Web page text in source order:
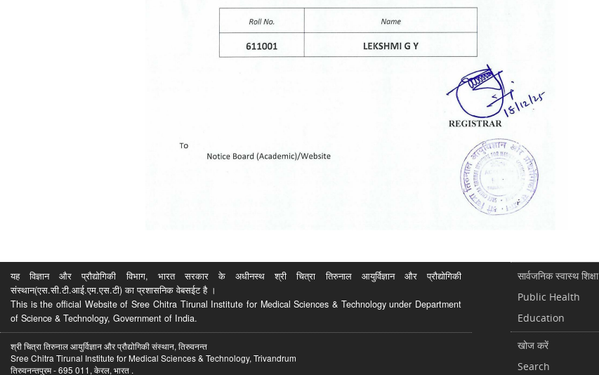
यह विज्ञान और प्रौद्योगिकी विभाग, भारत सरकार के अधीनस्थ श्री चित्रा तिरुनाल आयुर्विज्ञान और प्रौद्योगिकी
संस्थान(एस.सी.टी.आई.एम.एस.टी) का प्रशासनिक वेबसईट है ।
This is the official Website of Sree Chitra Tirunal Institute for Medical Sciences & Technology under Department
of Science & Technology, Government of India.
श्री चित्रा तिरुनाल आयुर्विज्ञान और प्रौद्योगिकी संस्थान, तिरुवनन्त
Sree Chitra Tirunal Institute for Medical Sciences & Technology, Trivandrum
तिरुवनन्तपुरम - 695 011, केरल, भारत .
सार्वजनिक स्वास्थ शिक्षा
Public Health
Education
खोज करें
Search